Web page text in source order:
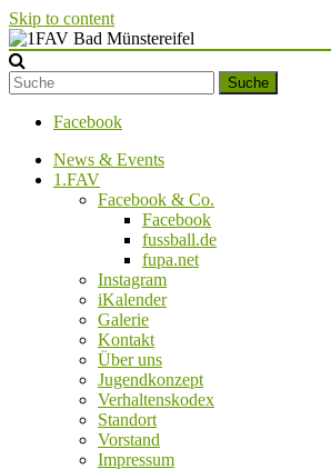
Skip to content
1FAV Bad Münstereifel Suche
Facebook
News & Events
1.FAV
Facebook & Co.
Facebook
fussball.de
fupa.net
Instagram
iKalender
Galerie
Kontakt
Über uns
Jugendkonzept
Verhaltenskodex
Standort
Vorstand
Impressum